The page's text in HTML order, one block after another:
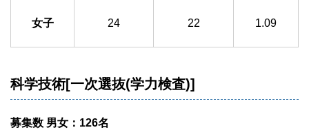
女子 24 22 1.09
科学技術[一次選抜(学力検査)]
募集数 男女：126名